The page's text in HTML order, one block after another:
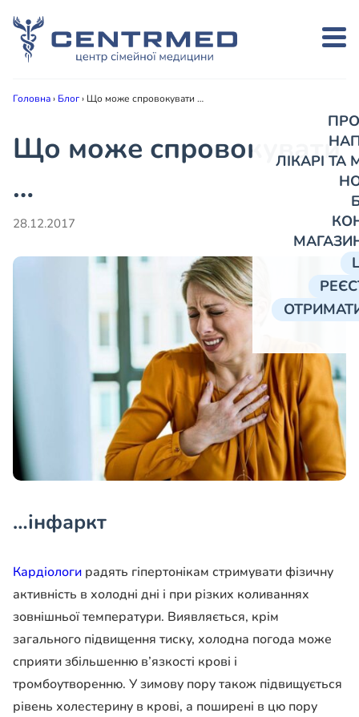
ЛІКАРІ
Головна› Блог› Що може спровокувати …
Що може спровокувати
…
28.12.2017
…інфаркт
Кардіологи радять гіпертонікам стримувати фізичну
активність в холодні дні і при різких коливаннях
зовнішньої температури. Виявляється, крім
загального підвищення тиску, холодна погода може
сприяти збільшенню в’язкості крові і
тромбоутворенню. У зимову пору також підвищується
рівень холестерину в крові, а поширені в цю пору